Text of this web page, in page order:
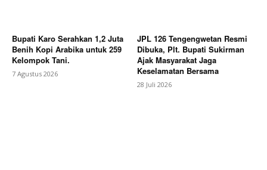
Bupati Karo Serahkan 1,2 Juta
Benih Kopi Arabika untuk 259
Kelompok Tani.
7 Agustus 2026
JPL 126 Tengengwetan Resmi
Dibuka, Plt. Bupati Sukirman
Ajak Masyarakat Jaga
Keselamatan Bersama
28 Juli 2026